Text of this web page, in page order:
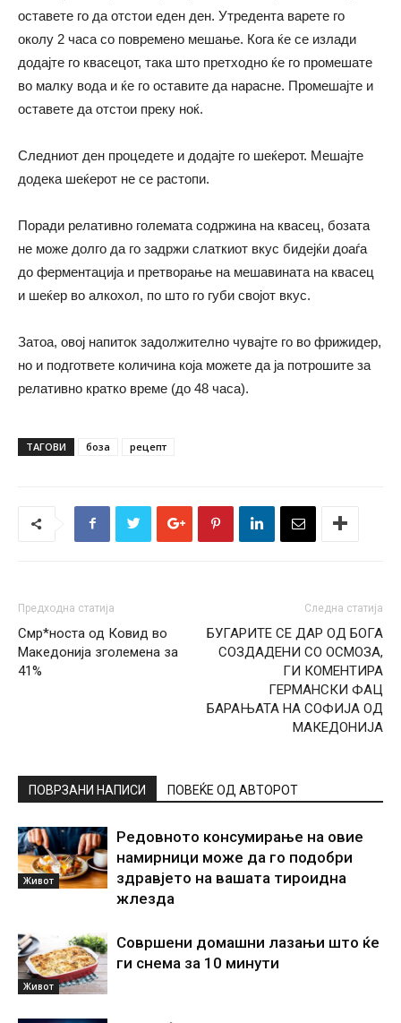
оставете го да отстои еден ден. Утредента варете го
околу 2 часа со повремено мешање. Кога ќе се излади
додајте го квасецот, така што претходно ќе го промешате
во малку вода и ќе го оставите да нарасне. Промешајте и
оставете да отстои преку ноќ.
Следниот ден процедете и додајте го шеќерот. Мешајте
додека шеќерот не се растопи.
Поради релативно големата содржина на квасец, бозата
не може долго да го задржи слаткиот вкус бидејќи доаѓа
до ферментација и претворање на мешавината на квасец
и шеќер во алкохол, по што го губи својот вкус.
Затоа, овој напиток задолжително чувајте го во фрижидер,
но и подгответе количина која можете да ја потрошите за
релативно кратко време (до 48 часа).
ТАГОВИ боза рецепт
Предходна статија
Смр*носта од Ковид во
Македонија зголемена за
41%
Следна статија
БУГАРИТЕ СЕ ДАР ОД БОГА
СОЗДАДЕНИ СО ОСМОЗА,
ГИ КОМЕНТИРА
ГЕРМАНСКИ ФАЦ
БАРАЊАТА НА СОФИЈА ОД
МАКЕДОНИЈА
ПОВРЗАНИ НАПИСИ ПОВЕЌЕ ОД АВТОРОТ
Живот
Редовното консумирање на овие
намирници може да го подобри
здравјето на вашата тироидна
жлезда
Живот
Совршени домашни лазањи што ќе
ги снема за 10 минути